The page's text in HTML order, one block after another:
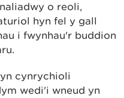
o reoli,
hyn fel y gall
i fwynhau'r buddion
cynrychioli
wedi'i wneud yn